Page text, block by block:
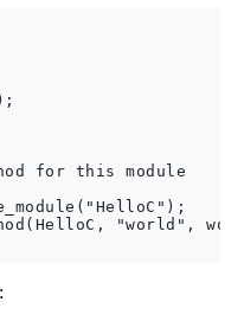
for this module
"world",